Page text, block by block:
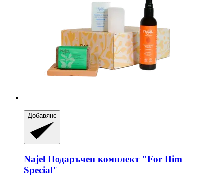
Добавяне
Najel Подаръчен комплект "For Him
Special"